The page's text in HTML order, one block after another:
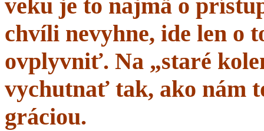
veku je to najmä o
chvíli nevyhne, ide len o
ovplyvniť. Na „staré
vychutnať tak, ako nám
gráciou.